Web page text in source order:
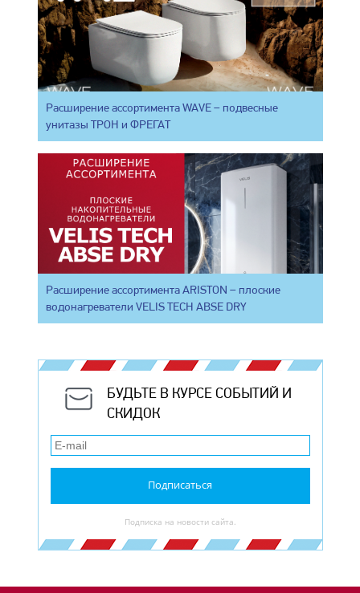
Расширение ассортимента WAVE – подвесные
унитазы ТРОН и ФРЕГАТ
Расширение ассортимента ARISTON – плоские
водонагреватели VELIS TECH ABSE DRY
БУДЬТЕ В КУРСЕ СОБЫТИЙ И
СКИДОК
Подписаться
Подписка на новости сайта.